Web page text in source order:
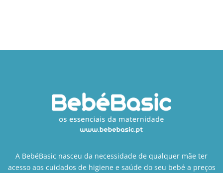
A BebéBasic nasceu da necessidade de qualquer mãe ter
acesso aos cuidados de higiene e saúde do seu bebé a preços